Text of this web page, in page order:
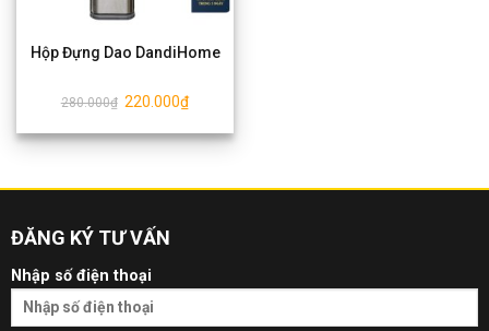
Hộp Đựng Dao DandiHome
280.000₫ 220.000₫
ĐĂNG KÝ TƯ VẤN
Nhập số điện thoại